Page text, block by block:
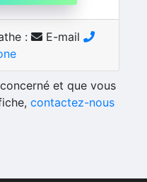
:
E-mail
et que vous
contactez-nous